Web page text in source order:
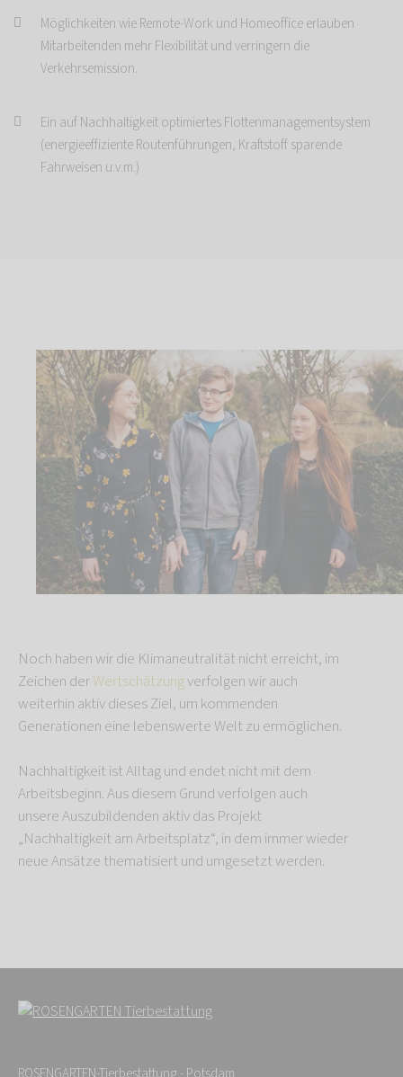
Möglichkeiten wie Remote-Work und Homeoffice erlauben
Mitarbeitenden mehr Flexibilität und verringern die
Verkehrsemission.
Ein auf Nachhaltigkeit optimiertes Flottenmanagementsystem
(energieeffiziente Routenführungen, Kraftstoff sparende
Fahrweisen u.v.m.)
Noch haben wir die Klimaneutralität nicht erreicht, im
Zeichen derWertschätzungverfolgen wir auch
weiterhin aktiv dieses Ziel, um kommenden
Generationen eine lebenswerte Welt zu ermöglichen.
Nachhaltigkeit ist Alltag und endet nicht mit dem
Arbeitsbeginn. Aus diesem Grund verfolgen auch
unsere Auszubildenden aktiv das Projekt
„Nachhaltigkeit am Arbeitsplatz“, in dem immer wieder
neue Ansätze thematisiert und umgesetzt werden.